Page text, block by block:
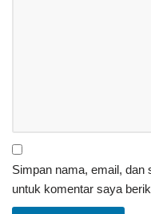
Simpan nama, email, dan
untuk komentar saya